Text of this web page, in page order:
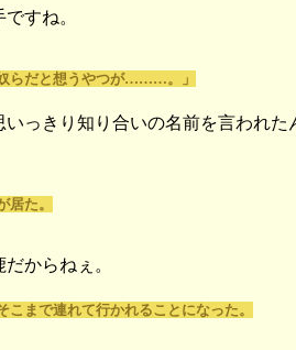
すね。
らだと想うやつが………。」
っきり知り合いの名前を言われた
た。
からねぇ。
まで連れて行かれることになった。